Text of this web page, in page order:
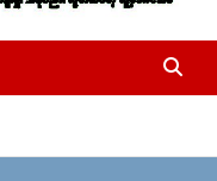
News &
ေက်ာက္တံတား၊ ရန္ကုန္။
၇၅၃ ၊ ၀၉ ၅၀၄ ၁၀ ၅၈) ျ
၃၆၉၉၈၃၄